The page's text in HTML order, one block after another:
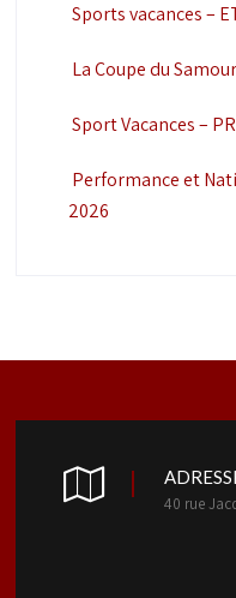
Sports vacances –
La Coupe du
Sport Vacances –
Performance et
2026
40 rue